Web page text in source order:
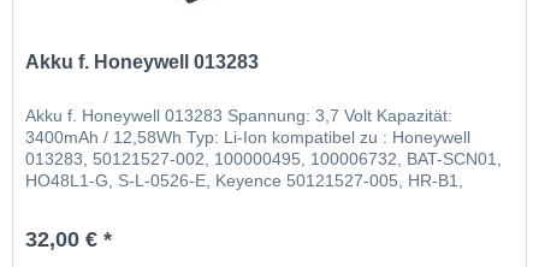
Akku f. Honeywell 013283
Akku f. Honeywell 013283 Spannung: 3,7 Volt Kapazität:
3400mAh / 12,58Wh Typ: Li-Ion kompatibel zu : Honeywell
013283, 50121527-002, 100000495, 100006732, BAT-SCN01,
HO48L1-G, S-L-0526-E, Keyence 50121527-005, HR-B1,
32,00 € *